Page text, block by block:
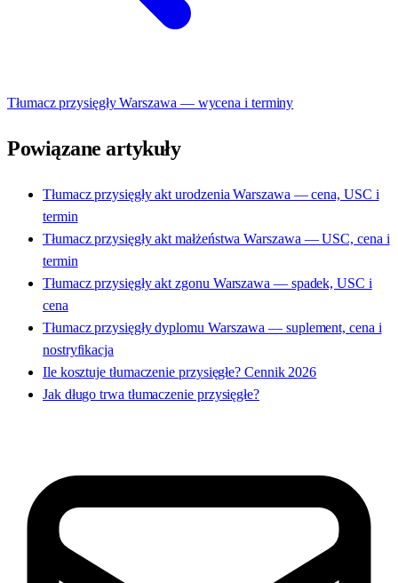
Tłumacz przysięgły Warszawa — wycena i terminy
Powiązane artykuły
Tłumacz przysięgły akt urodzenia Warszawa — cena, USC i
termin
Tłumacz przysięgły akt małżeństwa Warszawa — USC, cena i
termin
Tłumacz przysięgły akt zgonu Warszawa — spadek, USC i
cena
Tłumacz przysięgły dyplomu Warszawa — suplement, cena i
nostryfikacja
Ile kosztuje tłumaczenie przysięgłe? Cennik 2026
Jak długo trwa tłumaczenie przysięgłe?